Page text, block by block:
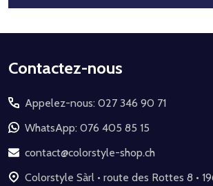
Début
pied
de
page
Contactez-nous
Appelez-nous: 027 346 90 71
WhatsApp: 076 405 85 15
contact@colorstyle-shop.ch
Colorstyle Sàrl • route des Rottes 8 • 1964 Conthey •